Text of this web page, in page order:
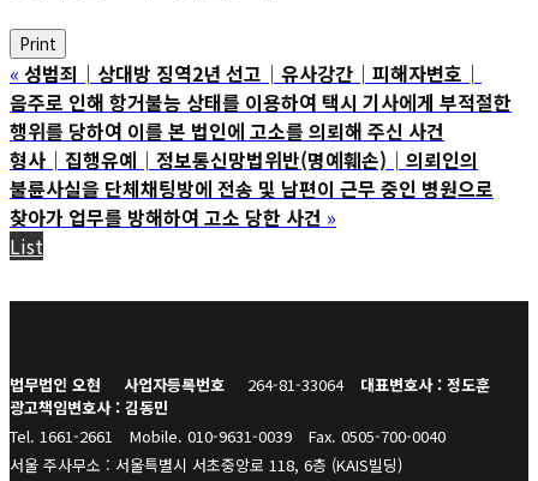
Print
« 성범죄│상대방 징역2년 선고│유사강간│피해자변호│
음주로 인해 항거불능 상태를 이용하여 택시 기사에게 부적절한
행위를 당하여 이를 본 법인에 고소를 의뢰해 주신 사건
형사│집행유예│정보통신망법위반(명예훼손)│의뢰인의
불륜사실을 단체채팅방에 전송 및 남편이 근무 중인 병원으로
찾아가 업무를 방해하여 고소 당한 사건 »
List
법무법인 오현 사업자등록번호 264-81-33064
대표변호사 : 정도훈
광고책임변호사 : 김동민
Tel. 1661-2661
Mobile. 010-9631-0039
Fax. 0505-700-0040
서울 주사무소 : 서울특별시 서초중앙로 118, 6층 (KAIS빌딩)